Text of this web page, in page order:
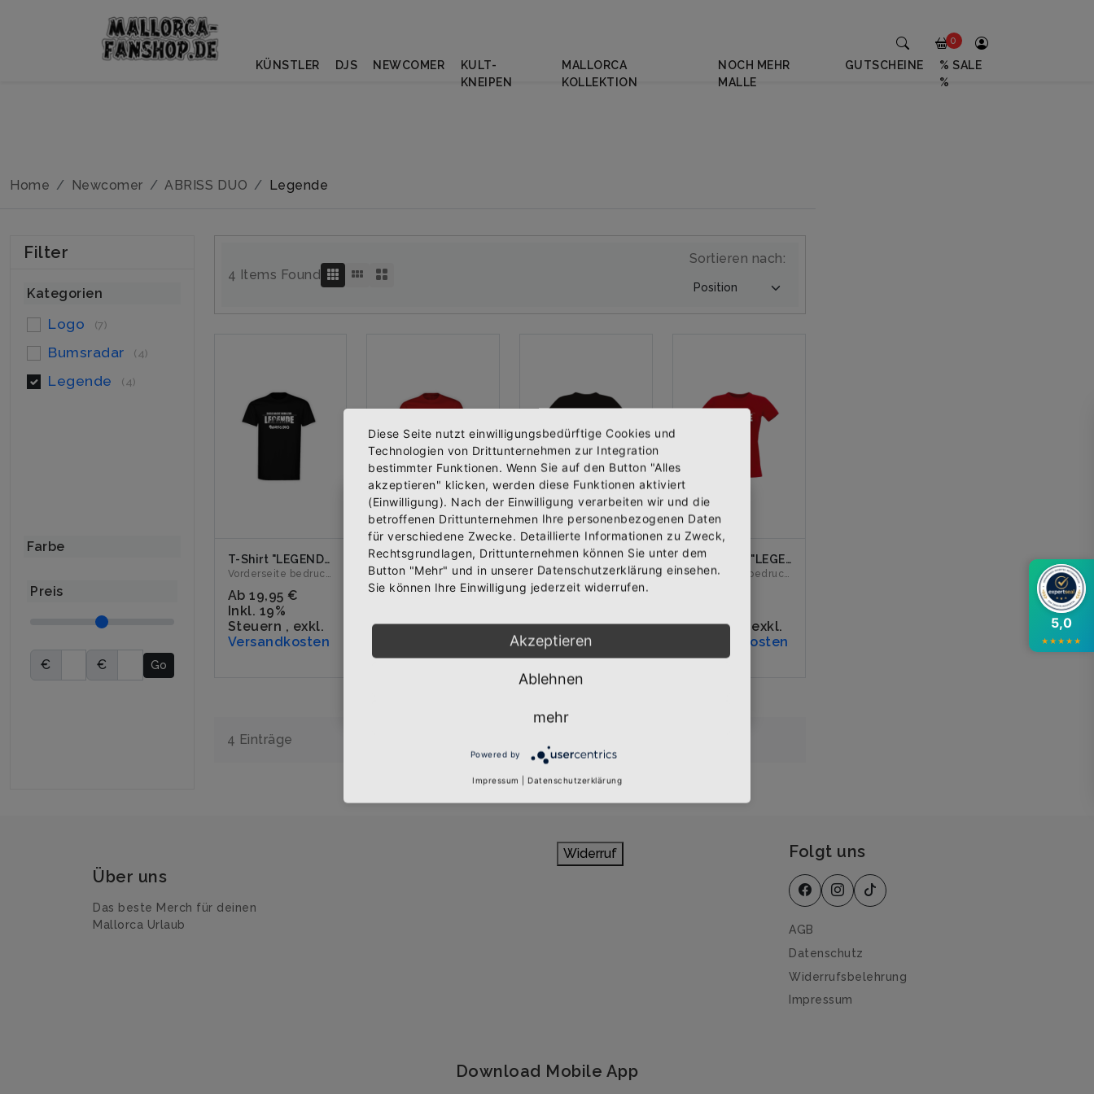
Home Newcomer ABRISS DUO Legende
Filter
Kategorien
Logo (7)
Bumsradar (4)
Legende (4)
Farbe
Preis
€ € Go
4 Items Found
Sortieren nach:
T-Shirt "LEGENDE" schwarz
Vorderseite bedruckt mit dem Logo "DIESE NACHT WIRD ZUR LEGE...
Ab 19,95 €
Inkl. 19%
Steuern , exkl.
Versandkosten
T-Shirt "LEGENDE" rot
Vorderseite bedruckt mit dem Logo "DIESE NACHT WIRD ZUR LEGE...
Ab 19,95 €
Steuern,exkl.
Girly-Shirt "LEGENDE" schwarz
Vorderseite bedruckt mit dem Logo "DIESE NACHT WIRD ZUR LEGE...
19,95 €
Steuern,exkl.
Versandkosten
Girly-Shirt "LEGENDE" rot
Vorderseite bedruckt mit dem Logo "DIESE NACHT WIRD ZUR LEGE...
Steuern
exkl.
Versandkosten
4 Einträge
Über uns
Das beste Merch für deinen
Mallorca Urlaub
Widerruf Folgt uns
AGB
Datenschutz
Widerrufsbelehrung
Impressum
Download Mobile App
Abonniere jetzt unseren Newsletter
Bekomme die aktuellsten News über neue Produkte und
zudem einen 10% Gutschein für deine nächste
Bestellung.
Abonnieren
0
KÜNSTLER DJS NEWCOMER
KULT-
KNEIPEN
MALLORCA
KOLLEKTION
NOCH MEHR
MALLE
GUTSCHEINE
% SALE
%
5,0
★★★★★
Diese Seite nutzt einwilligungsbedürftige Cookies und
Technologien von Drittunternehmen zur Integration
bestimmter Funktionen. Wenn Sie auf den Button "Alles
akzeptieren" klicken, werden diese Funktionen aktiviert
(Einwilligung). Nach der Einwilligung verarbeiten wir und die
betroffenen Drittunternehmen Ihre personenbezogenen Daten
für verschiedene Zwecke. Detaillierte Informationen zu Zweck,
Rechtsgrundlagen, Drittunternehmen können Sie unter dem
Button "Mehr" und in unserer Datenschutzerklärung einsehen.
Sie können Ihre Einwilligung jederzeit widerrufen.
Akzeptieren
Ablehnen
mehr
Powered by
Impressum Datenschutzerklärung